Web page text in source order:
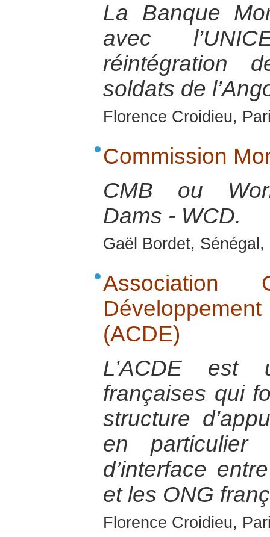
La Banque
avec
réintégration
soldats de
Florence Croidieu,
Commission
CMB ou
Dams - WCD.
Gaël Bordet,
(ACDE)
L’ACDE est
françaises qui
structure
en
d’interface
et les ONG
Florence Croidieu,